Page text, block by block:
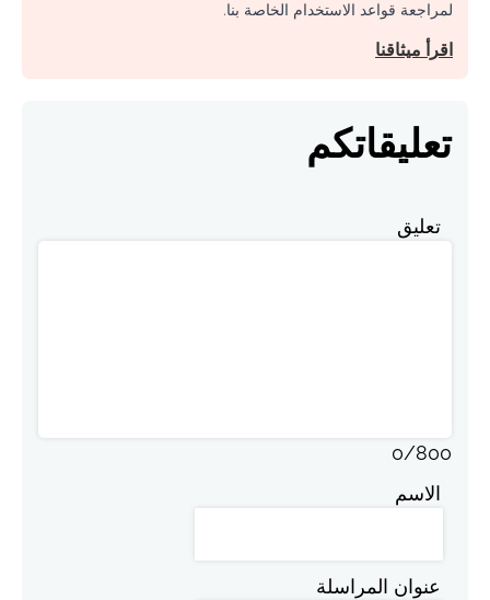
لمراجعة قواعد الاستخدام الخاصة بنا.
اقرأ ميثاقنا
تعليقاتكم
تعليق
0/800
الاسم
عنوان المراسلة